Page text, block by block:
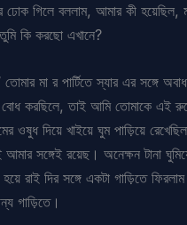
গিলে বললাম, আমার কী হয়েছিল,
কি করছো এখানে?
মা র পার্টিতে স্যার এর সঙ্গে
করছিলে, তাই আমি তোমাকে এই
ওষুধ দিয়ে খাইয়ে ঘুম পাড়িয়ে
সঙ্গেই রয়েছ। অনেক্ষন টানা
রাই দির সঙ্গে একটা গাড়িতে
গাড়িতে।